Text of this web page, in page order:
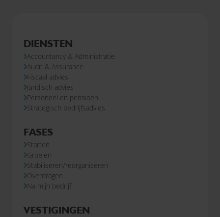
DIENSTEN
Accountancy & Administratie
Audit & Assurance
Fiscaal advies
Juridisch advies
Personeel en pensioen
Strategisch bedrijfsadvies
FASES
Starten
Groeien
Stabiliseren/reorganiseren
Overdragen
Na mijn bedrijf
VESTIGINGEN